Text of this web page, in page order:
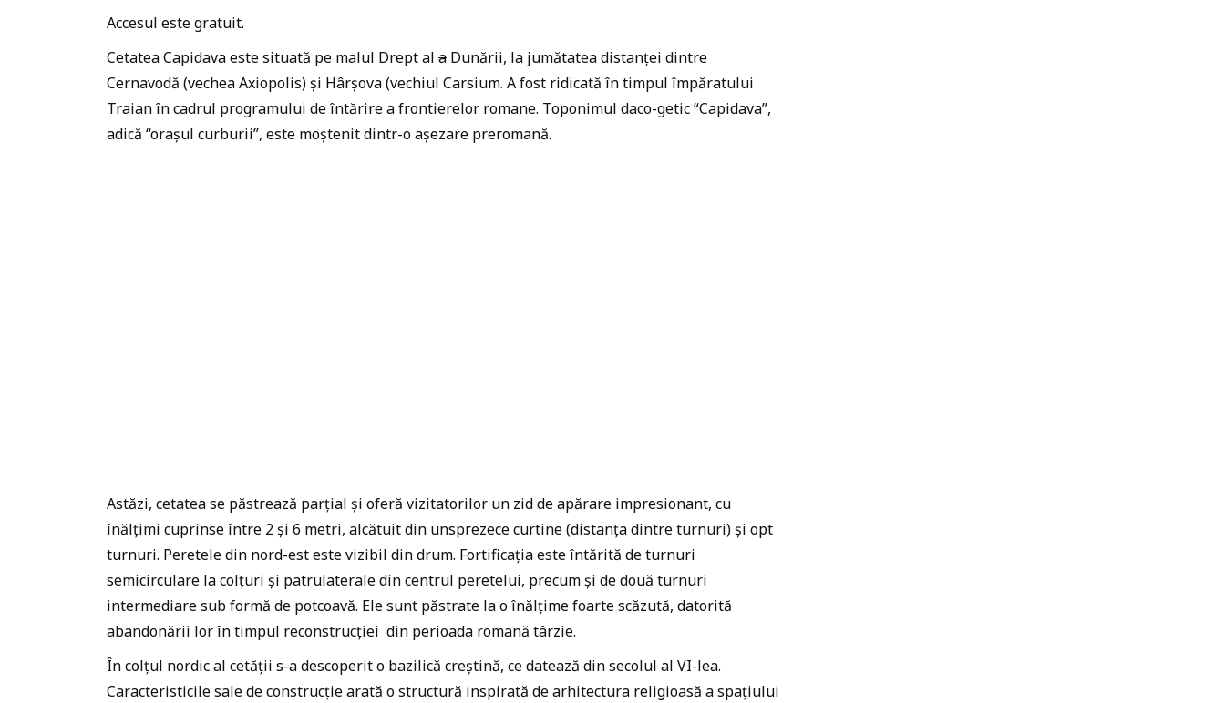
Accesul este gratuit.
Cetatea Capidava este situată pe malul Drept al a Dunării, la jumătatea distanței dintre
Cernavodă (vechea Axiopolis) și Hârșova (vechiul Carsium. A fost ridicată în timpul împăratului
Traian în cadrul programului de întărire a frontierelor romane. Toponimul daco-getic “Capidava”,
adică “orașul curburii”, este moștenit dintr-o așezare preromană.
Astăzi, cetatea se păstrează parțial și oferă vizitatorilor un zid de apărare impresionant, cu
înălțimi cuprinse între 2 și 6 metri, alcătuit din unsprezece curtine (distanța dintre turnuri) și opt
turnuri. Peretele din nord-est este vizibil din drum. Fortificația este întărită de turnuri
semicirculare la colțuri și patrulaterale din centrul peretelui, precum și de două turnuri
intermediare sub formă de potcoavă. Ele sunt păstrate la o înălțime foarte scăzută, datorită
abandonării lor în timpul reconstrucției din perioada romană târzie.
În colțul nordic al cetății s-a descoperit o bazilică creștină, ce datează din secolul al VI-lea.
Caracteristicile sale de construcție arată o structură inspirată de arhitectura religioasă a spațiului